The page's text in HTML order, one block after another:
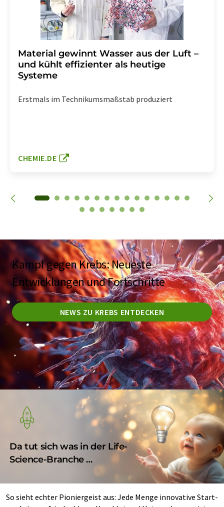
Material gewinnt Wasser aus der Luft –
und kühlt effizienter als heutige
Systeme
Erstmals im Technikumsmaßstab produziert
CHEMIE.DE
Kampf gegen Krebs: Neueste
Entwicklungen und Fortschritte
NEWS ZU KREBS ENTDECKEN
Da tut sich was in der Life-
Science-Branche …
So sieht echter Pioniergeist aus: Jede Menge innovative Start-